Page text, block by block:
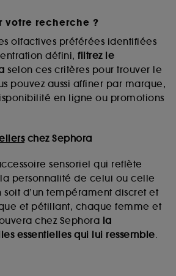
votre recherche ?
olfactives préférées identifiées
défini, filtrez le
selon ces critères pour trouver le
pouvez aussi affiner par marque,
en ligne ou promotions
chez Sephora
sensoriel qui reflète
personnalité de celui ou celle
soit d’un tempérament discret et
et pétillant, chaque femme et
chez Sephora la
essentielles qui lui ressemble.